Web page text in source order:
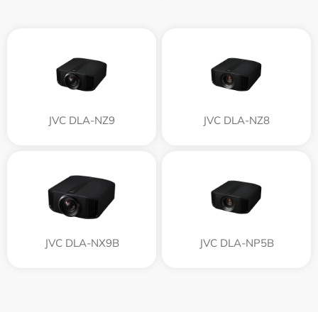
JVC DLA-NZ9 JVC DLA-NZ8
JVC DLA-NX9B JVC DLA-NP5B